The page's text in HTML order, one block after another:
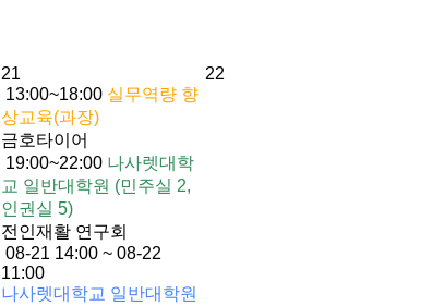
21
13:00~18:00 실무역량 향
상교육(과장)
금호타이어
19:00~22:00 나사렛대학
교 일반대학원 (민주실 2,
인권실 5)
전인재활 연구회
08-21 14:00 ~ 08-22
11:00
나사렛대학교 일반대학원
22